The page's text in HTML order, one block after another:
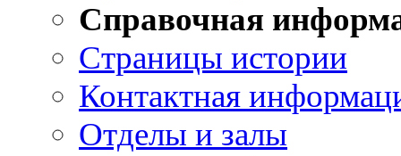
Справочная
Страницы истории
Контактная
Отделы и залы